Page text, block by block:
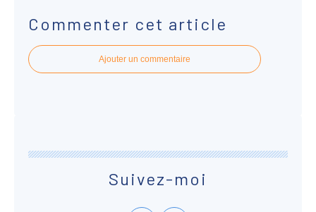
Commenter cet article
Ajouter un commentaire
Suivez-moi